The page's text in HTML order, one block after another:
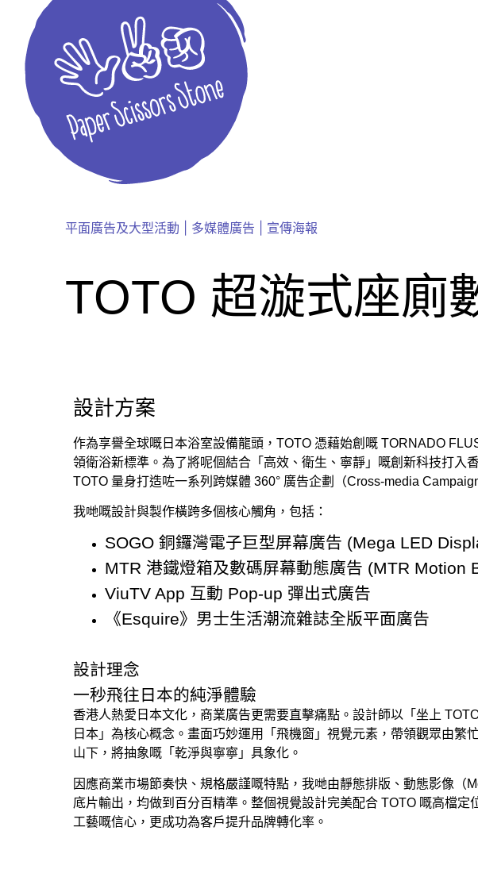
平面廣告及大型活動 多媒體廣告 宣傳海報
TOTO 超漩式座廁
設計方案
作為享譽全球嘅日本浴室設備龍頭，TOTO 憑藉始創嘅 TORNADO
領衛浴新標準。為了將呢個結合「高效、衛生、寧靜」嘅創新科技打入
TOTO 量身打造咗一系列跨媒體 360° 廣告企劃（Cross-media
我哋嘅設計與製作橫跨多個核心觸角，包括：
SOGO 銅鑼灣電子巨型屏幕廣告 (Mega LED
MTR 港鐵燈箱及數碼屏幕動態廣告 (MTR Motion
ViuTV App 互動 Pop-up 彈出式廣告
《Esquire》男士生活潮流雜誌全版平面廣告
設計理念
一秒飛往日本的純淨體驗
香港人熱愛日本文化，商業廣告更需要直擊痛點。設計師以「坐上
日本」為核心概念。畫面巧妙運用「飛機窗」視覺元素，帶領觀眾由繁
山下，將抽象嘅「乾淨與寧寧」具象化。
因應商業市場節奏快、規格嚴謹嘅特點，我哋由靜態排版、動態影像（
底片輸出，均做到百分百精準。整個視覺設計完美配合 TOTO 嘅高檔定
工藝嘅信心，更成功為客戶提升品牌轉化率。